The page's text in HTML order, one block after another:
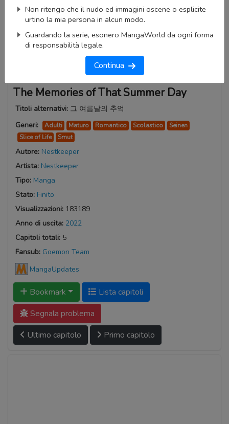
Non ritengo che il nudo ed immagini oscene o esplicite
urtino la mia persona in alcun modo.
Guardando la serie, esonero MangaWorld da ogni forma
di responsabilità legale.
Continua
The Memories of That Summer Day
Titoli alternativi: 그 여름날의 추억
Generi:
Adulti Maturo Romantico Scolastico
Seinen
Slice of Life
Smut
Autore: Nestkeeper
Artista: Nestkeeper
Tipo: Manga
Stato: Finito
Visualizzazioni: 183189
Anno di uscita: 2022
Capitoli totali: 5
Fansub: Goemon Team
MangaUpdates
Bookmark
Lista capitoli
Segnala problema
Ultimo capitolo
Primo capitolo